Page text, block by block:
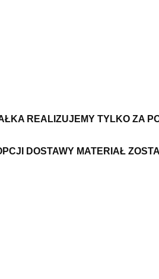
REALIZUJEMY TYLKO ZA
DOSTAWY MATERIAŁ